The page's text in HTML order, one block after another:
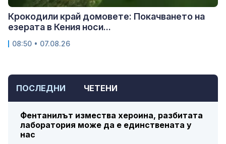
ПОСЛЕДНИ ЧЕТЕНИ
Фентанилът измества хероина, разбитата
лаборатория може да е единствената у
нас
Крокодили край домовете: Покачването на
езерата в Кения носи...
08:50 • 07.08.26